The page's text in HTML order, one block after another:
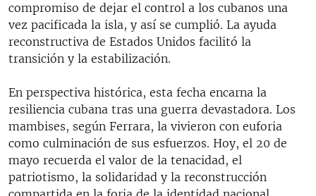
compromiso de dejar el control a los cubanos una
vez pacificada la isla, y así se cumplió. La ayuda
reconstructiva de Estados Unidos facilitó la
transición y la estabilización.
En perspectiva histórica, esta fecha encarna la
resiliencia cubana tras una guerra devastadora. Los
mambises, según Ferrara, la vivieron con euforia
como culminación de sus esfuerzos. Hoy, el 20 de
mayo recuerda el valor de la tenacidad, el
patriotismo, la solidaridad y la reconstrucción